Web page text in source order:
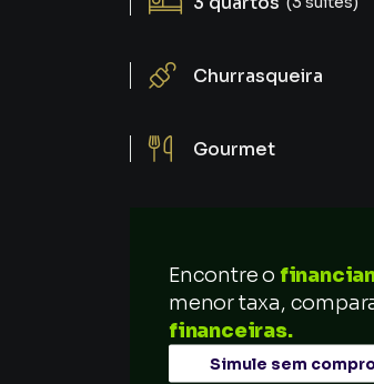
Churrasqueira
Gourmet
Encontre o
menor taxa,
financeiras.
Simule sem